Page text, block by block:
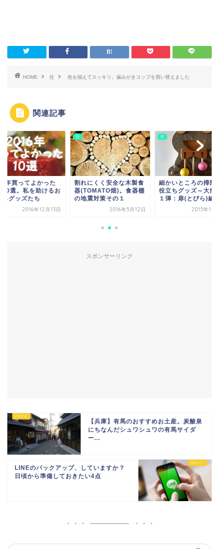
HOME 住 色を揃えてスッキリ。歯みがきコップを買い替えました
関連記事
年買ってよかった
10選。私を助けるお
ちグッズたち
2016年12月13日
住
割れにくく安全な木製食
器(TOMATO畑)。食器棚
の地震対策その１
2016年5月12日
住
細かいところの掃除
役立ちグッズ～大掃
１弾：扉(とびら)編
2015年12
スポンサーリンク
【兵庫】有馬のおすすめお土産。炭酸泉
にちなんだシュワシュワの有馬サイダ
ー...
LINEのバックアップ、していますか？
日頃から準備しておきたい4点